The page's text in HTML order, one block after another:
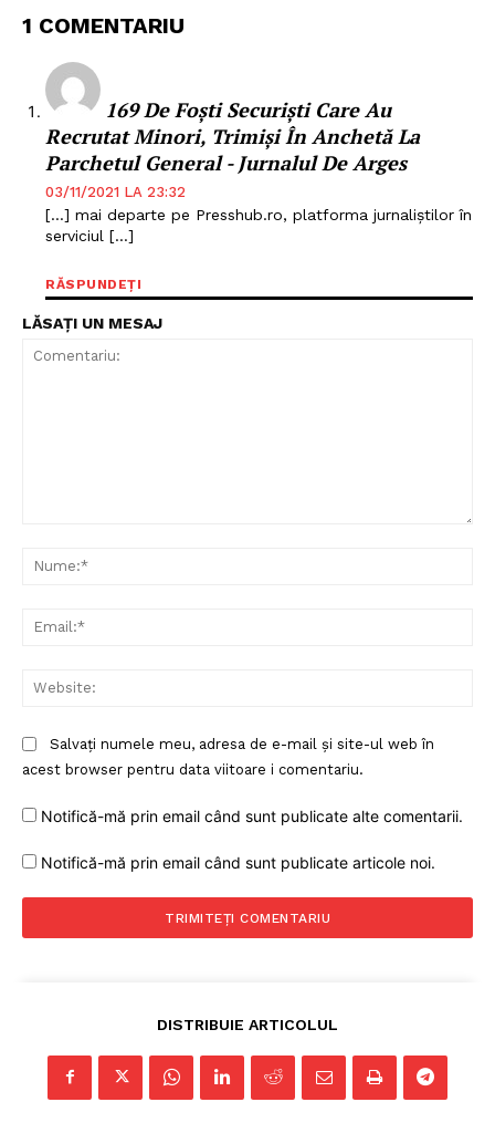
1 COMENTARIU
169 De Foști Securiști Care Au
Recrutat Minori, Trimiși În Anchetă La
Parchetul General - Jurnalul De Arges
03/11/2021 LA 23:32
[…] mai departe pe Presshub.ro, platforma jurnaliștilor în
serviciul […]
RĂSPUNDEȚI
LĂSAȚI UN MESAJ
Salvați numele meu, adresa de e-mail și site-ul web în
acest browser pentru data viitoare i comentariu.
Notifică-mă prin email când sunt publicate alte comentarii.
Notifică-mă prin email când sunt publicate articole noi.
DISTRIBUIE ARTICOLUL